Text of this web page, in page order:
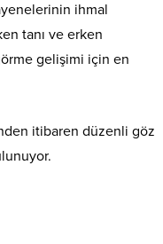
ihmal
tanı ve erken
gelişimi için en
itibaren düzenli göz
bulunuyor.